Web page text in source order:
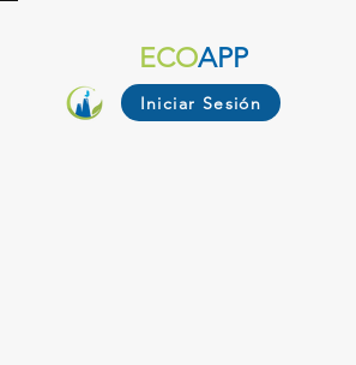
ECOAPP
Iniciar Sesión